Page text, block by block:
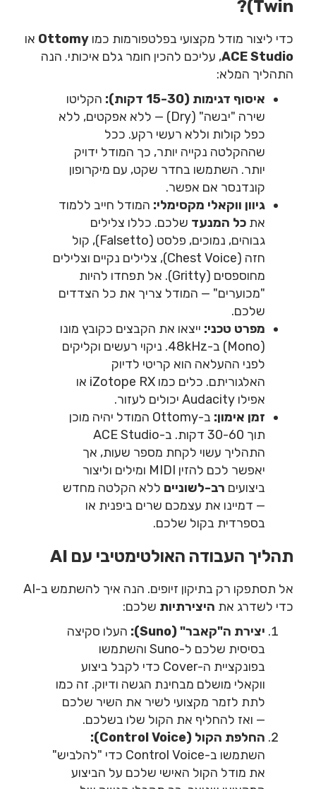
Twin)?
כדי ליצור מודל מקצועי בפלטפורמות כמוOttomy או
ACE Studio, עליכם להכין חומר גלם איכותי. הנה
התהליך המלא:
איסוף דגימות (15-30 דקות):
הקליטו
שירה "יבשה" (Dry) — ללא אפקטים, ללא
כפל קולות וללא רעשי רקע. ככל
שההקלטה נקייה יותר, כך המודל ידויק
יותר. השתמשו בחדר שקט, עם מיקרופון
קונדנסר אם אפשר.
גיוון ווקאלי מקסימלי: המודל חייב ללמוד
אתכל המנעד שלכם. כללו צלילים
גבוהים, נמוכים, פלסט (Falsetto), קול
חזה (Chest Voice), צלילים נקיים וצלילים
מחוספסים (Gritty). אל תפחדו להיות
"מכוערים" — המודל צריך את כל הצדדים
שלכם.
מפרט טכני: ייצאו את הקבצים כקובץ מונו
(Mono) ב-48kHz. ניקוי רעשים וקליקים
לפני ההעלאה הוא קריטי לדיוק
האלגוריתם. כלים כמו iZotope RX או
אפילו Audacity יכולים לעזור.
זמן אימון:
ב-Ottomy המודל יהיה מוכן
תוך 30-60 דקות. ב-ACE Studio
התהליך עשוי לקחת מספר שעות, אך
יאפשר לכם להזין MIDI ומילים וליצור
ביצועים רב-לשוניים ללא הקלטה מחדש
— דמיינו את עצמכם שרים ביפנית או
בספרדית בקול שלכם.
תהליך העבודה האולטימטיבי עם AI
אל תסתפקו רק בתיקון זיופים. הנה איך להשתמש ב-AI
כדי לשדרג את היצירתיות שלכם:
יצירת ה"קאבר" (Suno):
העלו סקיצה
בסיסית שלכם ל-Suno והשתמשו
בפונקציית ה-Cover כדי לקבל ביצוע
ווקאלי מושלם מבחינת הגשה ודיוק. זה כמו
לתת לזמר מקצועי לשיר את השיר שלכם
— ואז להחליף את הקול שלו בשלכם.
החלפת הקול (Control Voice):
השתמשו ב-Control Voice כדי "להלביש"
את מודל הקול האישי שלכם על הביצוע